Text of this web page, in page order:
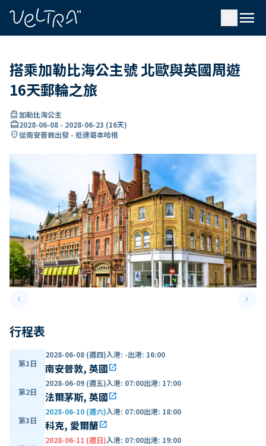
menu
搭乘加勒比海公主號 北歐與英國周遊
16天郵輪之旅
directions_boat加勒比海公主
card_travel2028-06-08 - 2028-06-23 (16天)
location_on從南安普敦出發 - 抵達哥本哈根
keyboard_arrow_leftPrevious slide keyboard_arrow_right
行程表
第1日
2028-06-08 (週四)入港: -出港: 16:00
南安普敦, 英國open_in_new
第2日
2028-06-09 (週五)入港: 07:00出港: 17:00
法爾茅斯, 英國open_in_new
第3日
2028-06-10 (週六)入港: 07:00出港: 18:00
科克, 愛爾蘭open_in_new
2028-06-11 (週日)入港: 07:00出港: 19:00